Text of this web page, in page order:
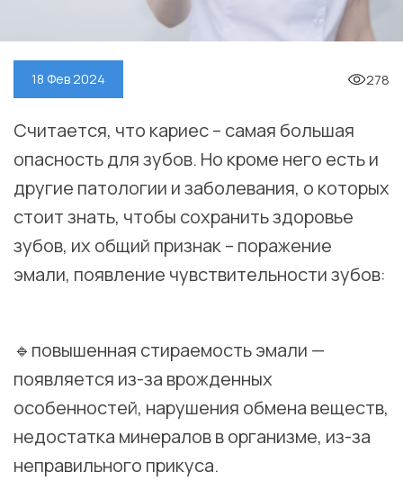
18 Фев 2024 278
Считается, что кариес – самая большая
опасность для зубов. Но кроме него есть и
другие патологии и заболевания, о которых
стоит знать, чтобы сохранить здоровье
зубов, их общий признак – поражение
эмали, появление чувствительности зубов:
🔹повышенная стираемость эмали —
появляется из-за врожденных
особенностей, нарушения обмена веществ,
недостатка минералов в организме, из-за
неправильного прикуса.